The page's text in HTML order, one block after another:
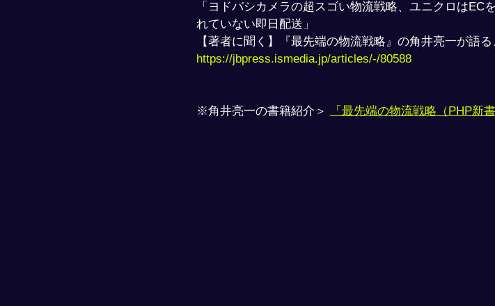
「ヨドバシカメラの超スゴい物流戦略、ユニクロはEC
れていない即日配送」
【著者に聞く】『最先端の物流戦略』の角井亮一が語
https://jbpress.ismedia.jp/articles/-/80588
※角井亮一の書籍紹介＞ 「最先端の物流戦略（PHP新書